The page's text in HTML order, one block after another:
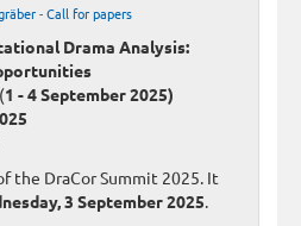
-Call for papers
Drama Analysis:
(1 - 4 September 2025)
the DraCor Summit 2025. It
3 September 2025.